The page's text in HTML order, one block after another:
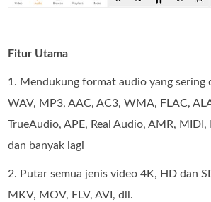
Fitur Utama
1. Mendukung format audio yang sering
WAV, MP3, AAC, AC3, WMA, FLAC,
TrueAudio, APE, Real Audio, AMR,
dan banyak lagi
2. Putar semua jenis video 4K, HD dan
MKV, MOV, FLV, AVI, dll.